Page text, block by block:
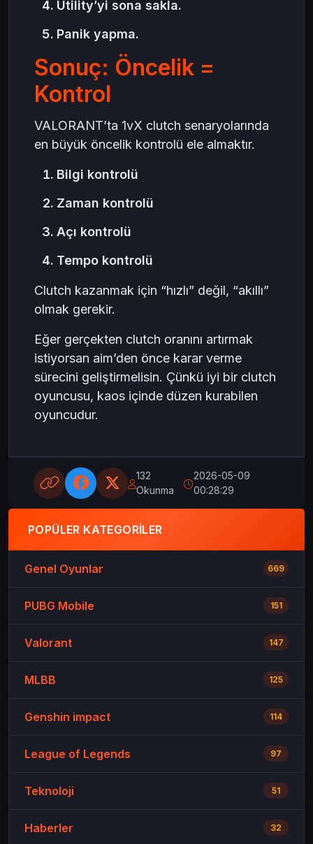
Utility’yi sona sakla.
Panik yapma.
Sonuç: Öncelik =
Kontrol
VALORANT’ta 1vX clutch senaryolarında
en büyük öncelik kontrolü ele almaktır.
Bilgi kontrolü
Zaman kontrolü
Açı kontrolü
Tempo kontrolü
Clutch kazanmak için “hızlı” değil, “akıllı”
olmak gerekir.
Eğer gerçekten clutch oranını artırmak
istiyorsan aim’den önce karar verme
sürecini geliştirmelisin. Çünkü iyi bir clutch
oyuncusu, kaos içinde düzen kurabilen
oyuncudur.
132
Okunma
2026-05-09
00:28:29
POPÜLER KATEGORILER
Genel Oyunlar 669
PUBG Mobile 151
Valorant 147
MLBB 125
Genshin impact 114
League of Legends 97
Teknoloji 51
Haberler 32